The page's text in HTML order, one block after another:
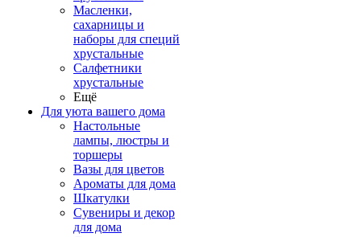
Масленки,
сахарницы и
наборы для специй
хрустальные
Салфетники
хрустальные
Ещё
Для уюта вашего дома
Настольные
лампы, люстры и
торшеры
Вазы для цветов
Ароматы для дома
Шкатулки
Сувениры и декор
для дома